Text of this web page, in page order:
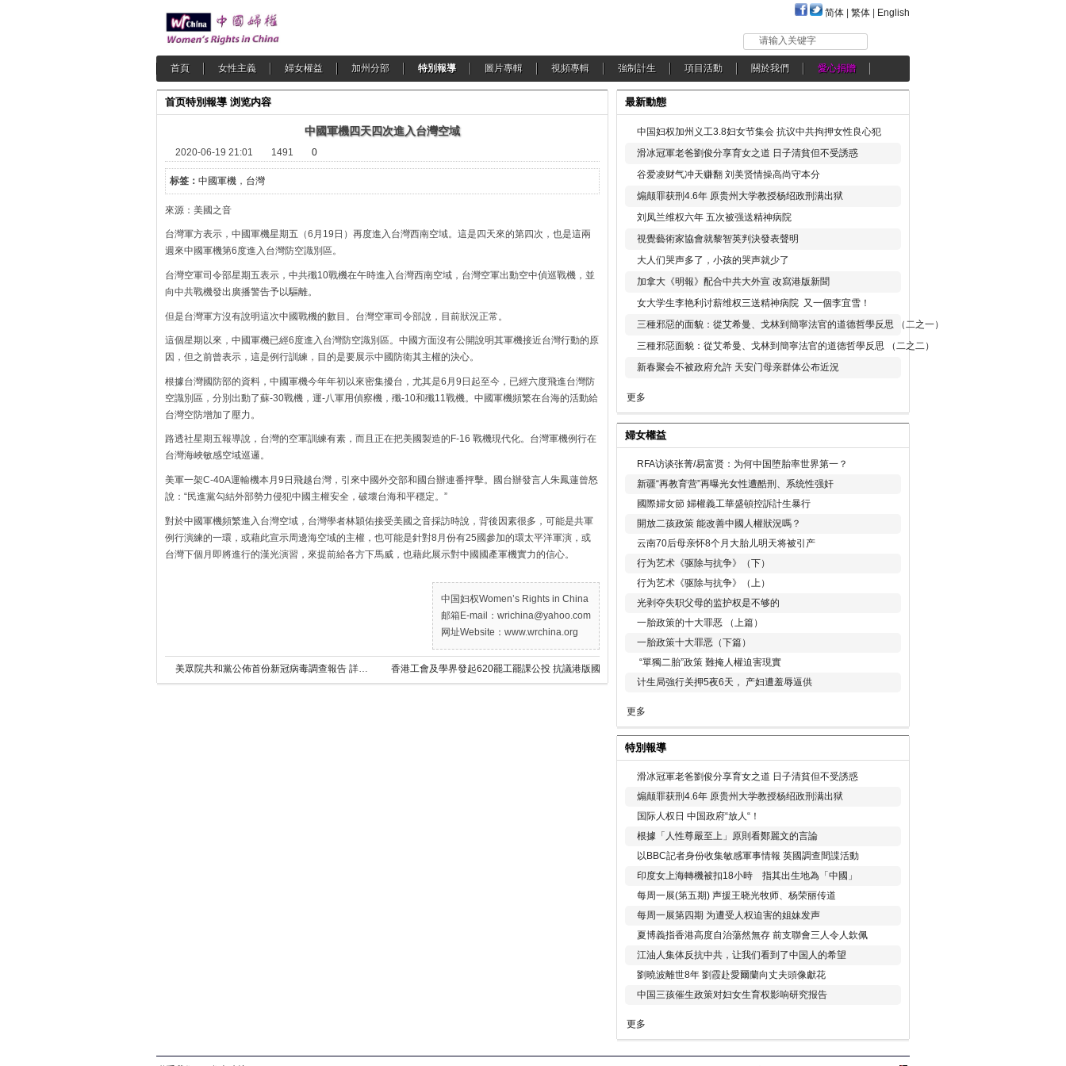
简体 繁体 English
请输入关键字
首頁 女性主義 婦女權益 加州分部 特別報導 圖片專輯 視頻專輯 強制計生 項目活動 關於我們 愛心捐贈
首页特別報導 浏览内容
中國軍機四天四次進入台灣空域
2020-06-19 21:01 1491 0
标签： 中國軍機 ， 台灣
來源：美國之音
台灣軍方表示，中國軍機星期五（6月19日）再度進入台灣西南空域。這是四天來的第四次，也是這兩
週來中國軍機第6度進入台灣防空識別區。
台灣空軍司令部星期五表示，中共殲10戰機在午時進入台灣西南空域，台灣空軍出動空中偵巡戰機，並
向中共戰機發出廣播警告予以驅離。
但是台灣軍方沒有說明這次中國戰機的數目。台灣空軍司令部說，目前狀況正常。
這個星期以來，中國軍機已經6度進入台灣防空識別區。中國方面沒有公開說明其軍機接近台灣行動的原
因，但之前曾表示，這是例行訓練，目的是要展示中國防衛其主權的決心。
根據台灣國防部的資料，中國軍機今年年初以來密集擾台，尤其是6月9日起至今，已經六度飛進台灣防
空識別區，分別出動了蘇-30戰機，運-八軍用偵察機，殲-10和殲11戰機。中國軍機頻繁在台海的活動給
台灣空防增加了壓力。
路透社星期五報導說，台灣的空軍訓練有素，而且正在把美國製造的F-16 戰機現代化。台灣軍機例行在
台灣海峽敏感空域巡邏。
美軍一架C-40A運輸機本月9日飛越台灣，引來中國外交部和國台辦連番抨擊。國台辦發言人朱鳳蓮曾怒
說：“民進黨勾結外部勢力侵犯中國主權安全，破壞台海和平穩定。”
對於中國軍機頻繁進入台灣空域，台灣學者林穎佑接受美國之音採訪時說，背後因素很多，可能是共軍
例行演練的一環，或藉此宣示周邊海空域的主權，也可能是針對8月份有25國參加的環太平洋軍演，或
台灣下個月即將進行的漢光演習，來提前給各方下馬威，也藉此展示對中國國產軍機實力的信心。
中国妇权Women’s Rights in China
邮箱E-mail：wrichina@yahoo.com
网址Website：www.wrchina.org
美眾院共和黨公佈首份新冠病毒調查報告 詳述中共隱匿疫情 香港工會及學界發起620罷工罷課公投 抗議港版國安法
最新動態
中国妇权加州义工3.8妇女节集会 抗议中共拘押女性良心犯
滑冰冠軍老爸劉俊分享育女之道 日子清貧但不受誘惑
谷爱凌财气冲天赚翻 刘美贤情操高尚守本分
煽颠罪获刑4.6年 原贵州大学教授杨绍政刑满出狱
刘凤兰维权六年 五次被强送精神病院
視覺藝術家協會就黎智英判決發表聲明
大人们哭声多了，小孩的哭声就少了
加拿大《明報》配合中共大外宣 改寫港版新聞
女大学生李艳利讨薪维权三送精神病院 又一個李宜雪！
三種邪惡的面貌：從艾希曼、戈林到簡寧法官的道德哲學反思 （二之一）
三種邪惡面貌：從艾希曼、戈林到簡寧法官的道德哲學反思 （二之二）
新春聚会不被政府允許 天安门母亲群体公布近況
更多
婦女權益
RFA访谈张菁/易富贤：为何中国堕胎率世界第一？
新疆“再教育营”再曝光女性遭酷刑、系统性强奸
國際婦女節 婦權義工華盛頓控訴計生暴行
開放二孩政策 能改善中國人權狀況嗎？
云南70后母亲怀8个月大胎儿明天将被引产
行为艺术《驱除与抗争》（下）
行为艺术《驱除与抗争》（上）
光剥夺失职父母的监护权是不够的
一胎政策的十大罪恶 （上篇）
一胎政策十大罪恶（下篇）
“單獨二胎”政策 難掩人權迫害現實
计生局強行关押5夜6天， 产妇遭羞辱逼供
更多
特別報導
滑冰冠軍老爸劉俊分享育女之道 日子清貧但不受誘惑
煽颠罪获刑4.6年 原贵州大学教授杨绍政刑满出狱
国际人权日 中国政府“放人“！
根據「人性尊嚴至上」原則看鄭麗文的言論
以BBC記者身份收集敏感軍事情報 英國調查間諜活動
印度女上海轉機被扣18小時 指其出生地為「中國」
每周一展(第五期) 声援王晓光牧师、杨荣丽传道
每周一展第四期 为遭受人权迫害的姐妹发声
夏博義指香港高度自治蕩然無存 前支聯會三人令人欽佩
江油人集体反抗中共，让我们看到了中国人的希望
劉曉波離世8年 劉霞赴愛爾蘭向丈夫頭像獻花
中国三孩催生政策对妇女生育权影响研究报告
更多